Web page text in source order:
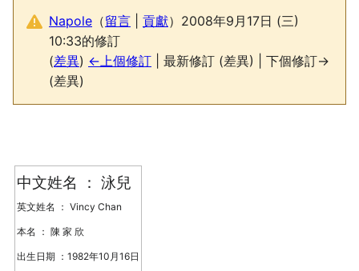
Napole （留言 貢獻） 2008年9月17日 (三)
10:33的修訂
(差異) ←上個修訂 | 最新修訂 (差異) | 下個修訂→
(差異)
中文姓名 ： 泳兒
英文姓名 ： Vincy Chan
本名 ： 陳 家 欣
出生日期 ：1982年10月16日